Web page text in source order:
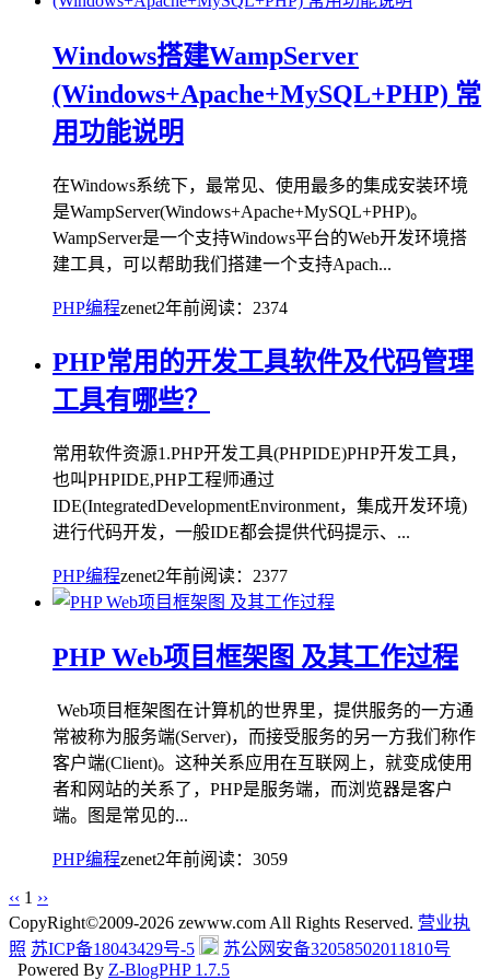
Windows搭建WampServer
(Windows+Apache+MySQL+PHP) 常
用功能说明
在Windows系统下，最常见、使用最多的集成安装环境
是WampServer(Windows+Apache+MySQL+PHP)。
WampServer是一个支持Windows平台的Web开发环境搭
建工具，可以帮助我们搭建一个支持Apach...
PHP编程zenet2年前阅读：2374
PHP常用的开发工具软件及代码管理
工具有哪些？
常用软件资源1.PHP开发工具(PHPIDE)PHP开发工具，
也叫PHPIDE,PHP工程师通过
IDE(IntegratedDevelopmentEnvironment，集成开发环境)
进行代码开发，一般IDE都会提供代码提示、...
PHP编程zenet2年前阅读：2377
PHP Web项目框架图 及其工作过程
Web项目框架图在计算机的世界里，提供服务的一方通
常被称为服务端(Server)，而接受服务的另一方我们称作
客户端(Client)。这种关系应用在互联网上，就变成使用
者和网站的关系了，PHP是服务端，而浏览器是客户
端。图是常见的...
PHP编程zenet2年前阅读：3059
‹‹ 1 ››
CopyRight©2009-2026 zewww.com All Rights Reserved. 营业执
照 苏ICP备18043429号-5
苏公网安备32058502011810号
Powered By Z-BlogPHP 1.7.5